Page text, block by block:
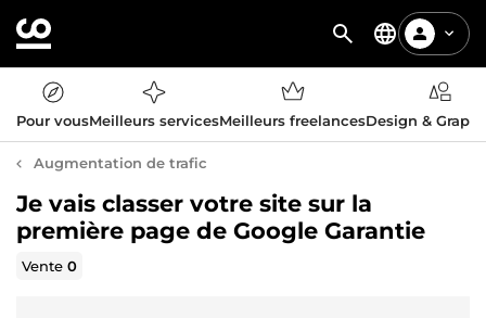
Pour vousMeilleurs servicesMeilleurs freelancesDesign &
Augmentation de trafic
Je vais classer votre site sur la
première page de Google Garantie
Vente0